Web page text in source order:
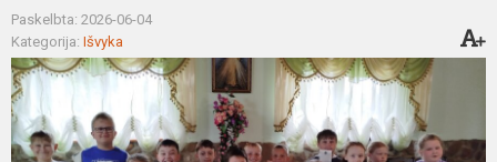
Paskelbta: 2026-06-04
Kategorija: Išvyka